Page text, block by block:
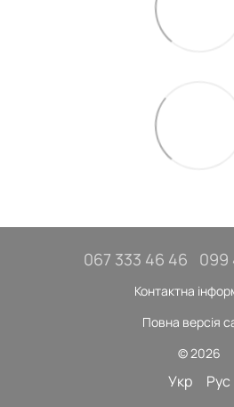
067 333 46 46 099
Контактна
Повна версія
© 2026
Укр Рус